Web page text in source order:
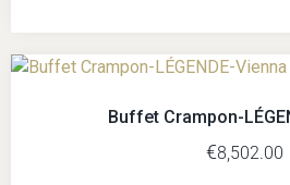
Buffet Crampon-
€8,502.00